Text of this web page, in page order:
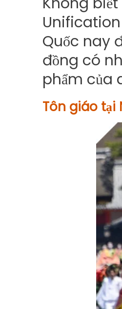
Quốc nay
đồng có
phẩm của
Tôn giáo tại